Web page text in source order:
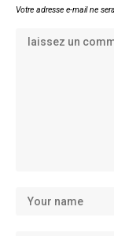
Votre adresse e-mail ne